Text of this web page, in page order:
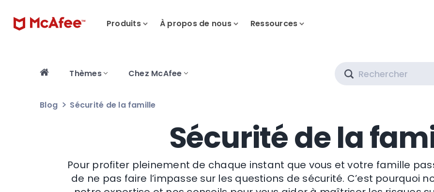
Produits À propos de nous Ressources
Thèmes Chez McAfee
Blog Sécurité de la famille
Sécurité de la
Pour profiter pleinement de chaque instant que vous et votre famille
de ne pas faire l’impasse sur les questions de sécurité. C’est pourquoi